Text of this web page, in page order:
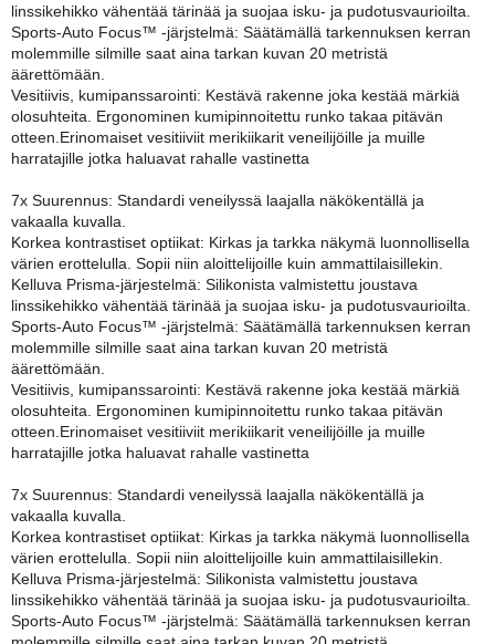
linssikehikko vähentää tärinää ja suojaa isku- ja pudotusvaurioilta.
Sports-Auto Focus™ -järjstelmä: Säätämällä tarkennuksen kerran
molemmille silmille saat aina tarkan kuvan 20 metristä
äärettömään.
Vesitiivis, kumipanssarointi: Kestävä rakenne joka kestää märkiä
olosuhteita. Ergonominen kumipinnoitettu runko takaa pitävän
otteen.Erinomaiset vesitiiviit merikiikarit veneilijöille ja muille
harratajille jotka haluavat rahalle vastinetta
7x Suurennus: Standardi veneilyssä laajalla näkökentällä ja
vakaalla kuvalla.
Korkea kontrastiset optiikat: Kirkas ja tarkka näkymä luonnollisella
värien erottelulla. Sopii niin aloittelijoille kuin ammattilaisillekin.
Kelluva Prisma-järjestelmä: Silikonista valmistettu joustava
linssikehikko vähentää tärinää ja suojaa isku- ja pudotusvaurioilta.
Sports-Auto Focus™ -järjstelmä: Säätämällä tarkennuksen kerran
molemmille silmille saat aina tarkan kuvan 20 metristä
äärettömään.
Vesitiivis, kumipanssarointi: Kestävä rakenne joka kestää märkiä
olosuhteita. Ergonominen kumipinnoitettu runko takaa pitävän
otteen.Erinomaiset vesitiiviit merikiikarit veneilijöille ja muille
harratajille jotka haluavat rahalle vastinetta
7x Suurennus: Standardi veneilyssä laajalla näkökentällä ja
vakaalla kuvalla.
Korkea kontrastiset optiikat: Kirkas ja tarkka näkymä luonnollisella
värien erottelulla. Sopii niin aloittelijoille kuin ammattilaisillekin.
Kelluva Prisma-järjestelmä: Silikonista valmistettu joustava
linssikehikko vähentää tärinää ja suojaa isku- ja pudotusvaurioilta.
Sports-Auto Focus™ -järjstelmä: Säätämällä tarkennuksen kerran